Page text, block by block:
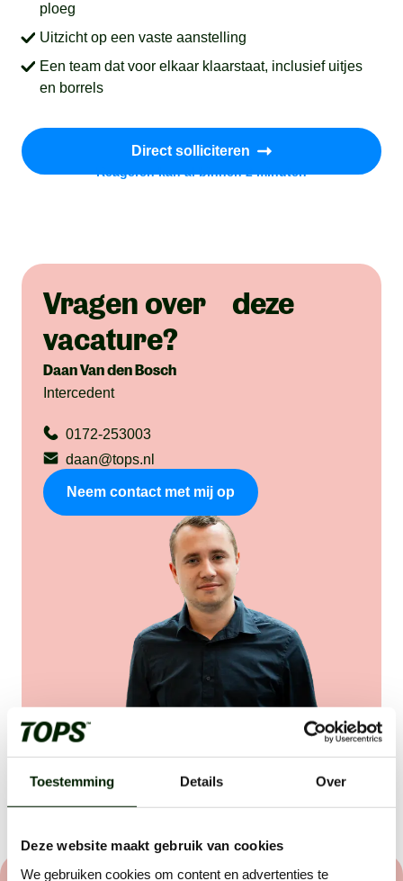
Toestemming Details Over
Deze website maakt gebruik van cookies
We gebruiken cookies om content en advertenties te
ploeg
Uitzicht op een vaste aanstelling
Een team dat voor elkaar klaarstaat, inclusief uitjes
en borrels
Direct solliciteren
Reageren kan al binnen 2 minuten
Vragen over deze
vacature?
Daan Van den Bosch
Intercedent
0172-253003
daan@tops.nl
Neem contact met mij op
Deel vacature: